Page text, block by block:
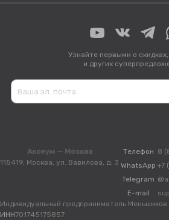
Узнайте первыми о
и других
Аксеум — Москва
115419, Москва, ул. Вавилова, д. 3
Телефон 8
WhatsApp +7
Telegram
E-mail
Индивидуальный предприниматель
ИНН701745175857